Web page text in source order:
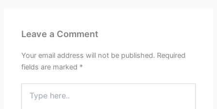
Leave a Comment
Your email address will not be published. Required
fields are marked *
here..